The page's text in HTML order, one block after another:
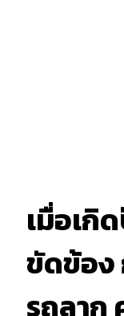
เมื่อเกิ
ขัดข้อง
รถลาก